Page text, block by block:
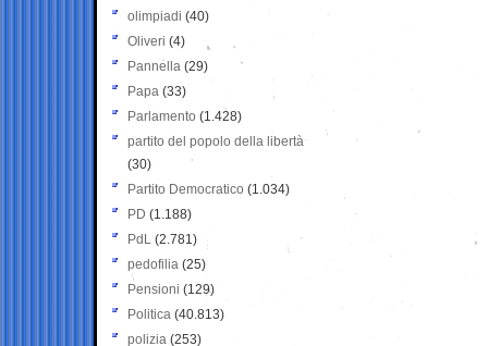
olimpiadi (40)
Oliveri (4)
Pannella (29)
Papa (33)
Parlamento (1.428)
partito del popolo della libertà
(30)
Partito Democratico (1.034)
PD (1.188)
PdL (2.781)
pedofilia (25)
Pensioni (129)
Politica (40.813)
polizia (253)